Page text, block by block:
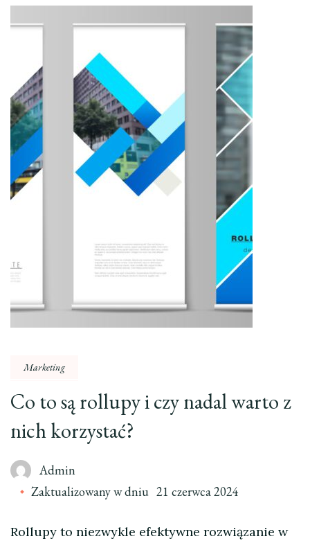
Marketing
Co to są rollupy i czy nadal warto z
nich korzystać?
Admin
Zaktualizowany w dniu 21 czerwca 2024
Rollupy to niezwykle efektywne rozwiązanie w